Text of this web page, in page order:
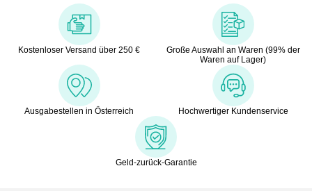
Kostenloser Versand über 250 €
Große Auswahl an Waren (99% der
Waren auf Lager)
Ausgabestellen in Österreich Hochwertiger Kundenservice
Geld-zurück-Garantie